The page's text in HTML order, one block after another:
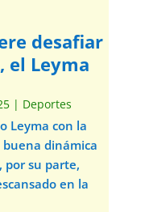
desafiar
el Leyma
| Deportes
Leyma con la
dinámica
por su parte,
en la